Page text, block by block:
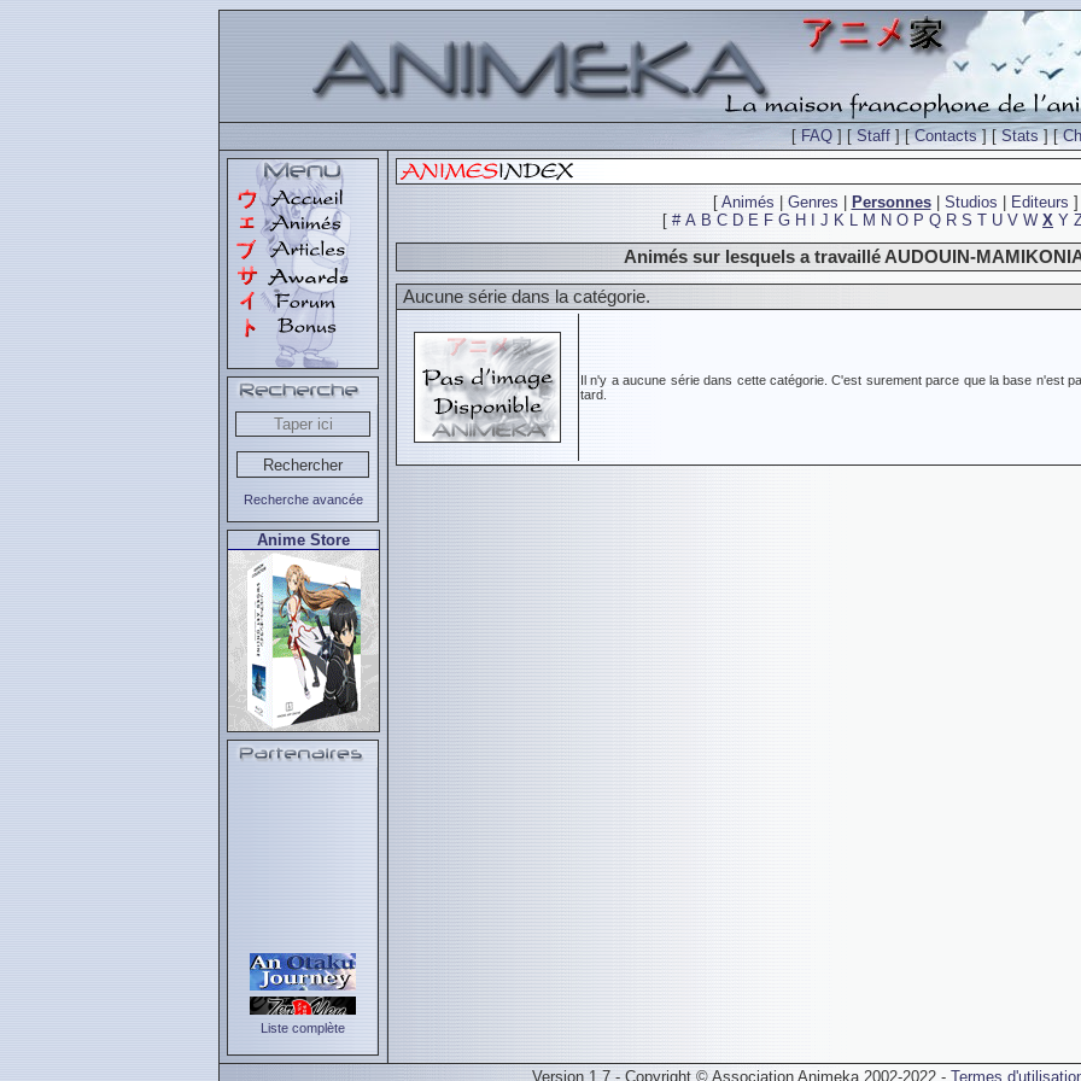
[FAQ ] [Staff ] [Contacts] [Stats] [
Recherche avancée
Anime Store
Liste complète
[ Animés Genres Personnes| Studios Editeurs ]
[ # A B C D E F G H J K L M N O P Q R S T U V W X Y
Animés sur lesquels a travaillé AUDOUIN-
Aucune série dans la catégorie.
Il n'y a aucune série dans cette catégorie. C'est surement parce que la base n'est
tard.
Version 1.7 - Copyright © Association Animeka 2002-2022 - Termes